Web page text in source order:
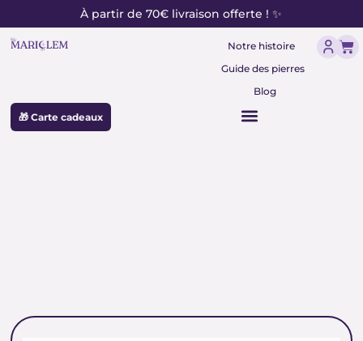
au
contenu
À partir de 70€ livraison offerte ! ✨
Notre histoire
Guide des pierres
Blog
🎁 Carte cadeaux